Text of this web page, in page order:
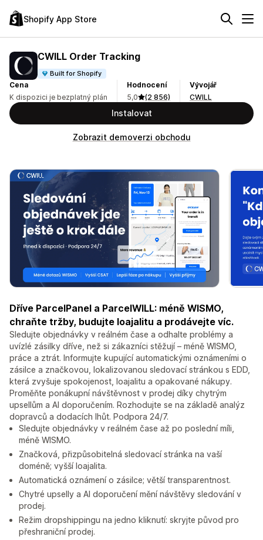
Shopify App Store
CWILL Order Tracking
Built for Shopify
Cena
K dispozici je bezplatný plán
Hodnocení
5,0
(2 856)
Vývojář
CWILL
Instalovat
Zobrazit demoverzi obchodu
Dříve ParcelPanel a ParcelWILL: méně WISMO,
chraňte tržby, budujte loajalitu a prodávejte víc.
Sledujte objednávky v reálném čase a odhalte problémy a
uvízlé zásilky dříve, než si zákazníci stěžují – méně WISMO,
práce a ztrát. Informujte kupující automatickými oznámeními o
zásilce a značkovou, lokalizovanou sledovací stránkou s EDD,
která zvyšuje spokojenost, loajalitu a opakované nákupy.
Proměňte ponákupní návštěvnost v prodej díky chytrým
upsellům a AI doporučením. Rozhodujte se na základě analýz
dopravců a dodacích lhůt. Podpora 24/7.
Sledujte objednávky v reálném čase až po poslední míli,
méně WISMO.
Značková, přizpůsobitelná sledovací stránka na vaší
doméně; vyšší loajalita.
Automatická oznámení o zásilce; větší transparentnost.
Chytré upselly a AI doporučení mění návštěvy sledování v
prodej.
Režim dropshippingu na jedno kliknutí: skryjte původ pro
přeshraniční prodej.